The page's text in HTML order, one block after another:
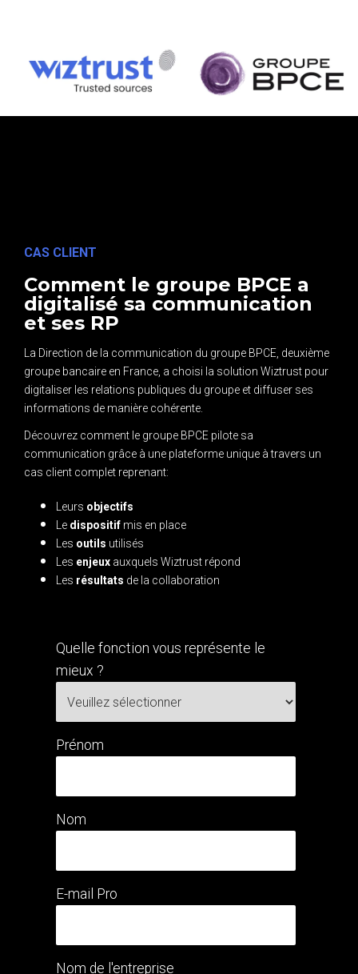
CAS CLIENT
Comment le groupe BPCE a
digitalisé sa communication
et ses RP
La Direction de la communication du groupe BPCE, deuxième
groupe bancaire en France, a choisi la solution Wiztrust pour
digitaliser les relations publiques du groupe et diffuser ses
informations de manière cohérente.
Découvrez comment le groupe BPCE pilote sa
communication grâce à une plateforme unique à travers un
cas client complet reprenant:
Leurs objectifs
Le dispositif mis en place
Les outils utilisés
Les enjeux auxquels Wiztrust répond
Les résultats de la collaboration
Quelle fonction vous représente le
mieux ?
Prénom
Nom
E-mail Pro
Nom de l'entreprise